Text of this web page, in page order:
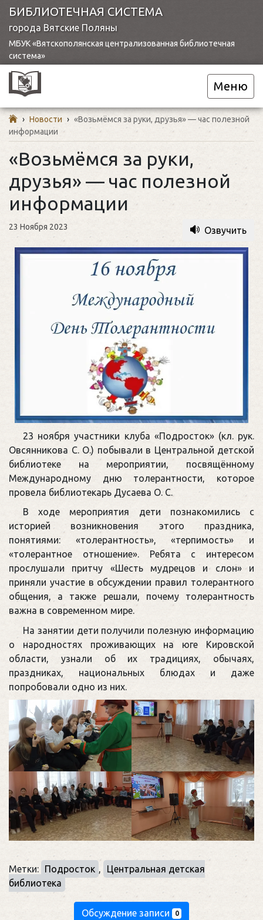
БИБЛИОТЕЧНАЯ СИСТЕМА
города Вятские Поляны
МБУК «Вятскополянская централизованная библиотечная
система»
Меню
› Новости › «Возьмёмся за руки, друзья» — час полезной
информации
«Возьмёмся за руки,
друзья» — час полезной
информации
23 Ноября 2023 Озвучить
23 ноября участники клуба «Подросток» (кл. рук.
Овсянникова С. О.) побывали в Центральной детской
библиотеке на мероприятии, посвящённому
Международному дню толерантности, которое
провела библиотекарь Дусаева О. С.
В ходе мероприятия дети познакомились с
историей возникновения этого праздника,
понятиями: «толерантность», «терпимость» и
«толерантное отношение». Ребята с интересом
прослушали притчу «Шесть мудрецов и слон» и
приняли участие в обсуждении правил толерантного
общения, а также решали, почему толерантность
важна в современном мире.
На занятии дети получили полезную информацию
о народностях проживающих на юге Кировской
области, узнали об их традициях, обычаях,
праздниках, национальных блюдах и даже
попробовали одно из них.
Метки: Подросток ,
Центральная детская
библиотека
Обсуждение записи 0